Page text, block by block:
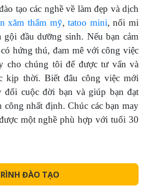
tạo các nghề về làm đẹp và dịch
xăm thẩm mỹ,tatoo mini, nối mi
gội đầu dưỡng sinh. Nếu bạn cảm
hứng thú, đam mê với công việc
cho chúng tôi để được tư vấn và
kịp thời. Biết đâu công việc mới
đổi cuộc đời bạn và giúp bạn đạt
công nhất định. Chúc các bạn may
một nghề phù hợp với tuổi 30
ĐÀO TẠO